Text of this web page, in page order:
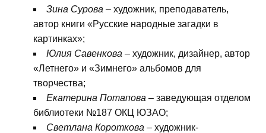
Зина Сурова – художник, преподаватель,
автор книги «Русские народные загадки в
картинках»;
Юлия Савенкова – художник, дизайнер, автор
«Летнего» и «Зимнего» альбомов для
творчества;
Екатерина Потапова – заведующая отделом
библиотеки №187 ОКЦ ЮЗАО;
Светлана Короткова – художник-